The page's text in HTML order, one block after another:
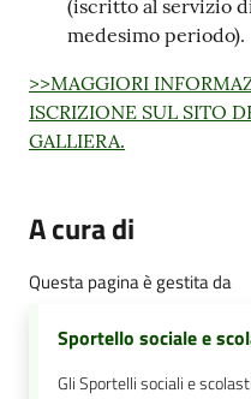
(iscritto al servizio
medesimo periodo).
>>MAGGIORI
ISCRIZIONE SUL SITO
GALLIERA.
A cura di
Questa pagina è gestita da
Sportello sociale e
Gli Sportelli sociali e